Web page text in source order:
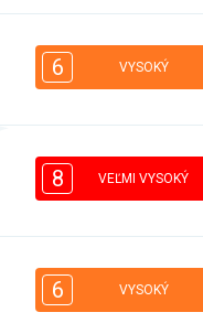
6 VYSOKÝ
3
16:00
2
18:00
31°
8 VEĽMI VYSOKÝ
4
16:00
2
6 VYSOKÝ